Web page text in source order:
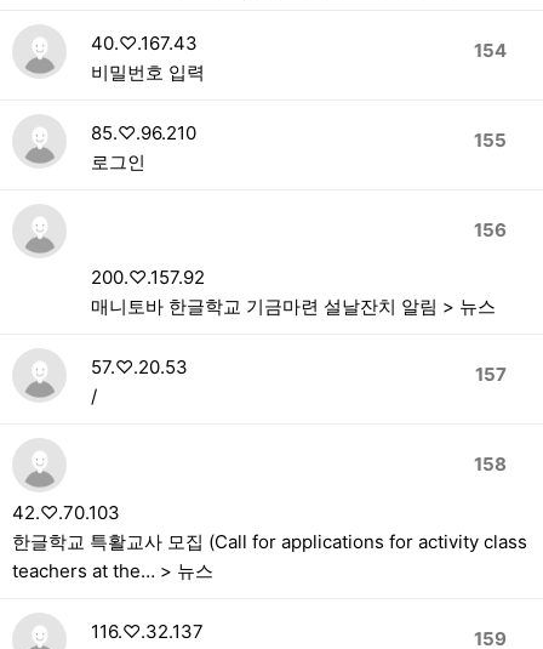
154
40.♡.167.43
비밀번호 입력
155
85.♡.96.210
로그인
156
200.♡.157.92
매니토바 한글학교 기금마련 설날잔치 알림 > 뉴스
157
57.♡.20.53
/
158
42.♡.70.103
한글학교 특활교사 모집 (Call for applications for activity class
teachers at the… > 뉴스
159
116.♡.32.137